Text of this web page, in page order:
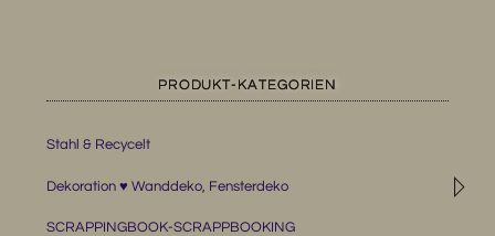
PRODUKT-KATEGORIEN
Stahl & Recycelt
◹
Dekoration ♥ Wanddeko, Fensterdeko
SCRAPPINGBOOK-SCRAPPBOOKING